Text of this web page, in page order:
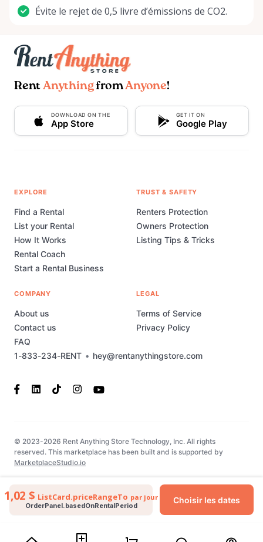
1,02 $ ListCard.priceRangeTo par jour
OrderPanel.basedOnRentalPeriod
Choisir les dates
Évite le rejet de 0,5 livre d’émissions de CO2.
Rent AnythingfromAnyone!
DOWNLOAD ON THE
App Store
GET IT ON
Google Play
1-833-234-RENT • hey@rentanythingstore.com
EXPLORE
Find a Rental
List your Rental
How It Works
Rental Coach
Start a Rental Business
TRUST & SAFETY
Renters Protection
Owners Protection
Listing Tips & Tricks
COMPANY
About us
Contact us
FAQ
LEGAL
Terms of Service
Privacy Policy
© 2023-2026 Rent Anything Store Technology, Inc. All rights
reserved. This marketplace has been built and is supported by
MarketplaceStudio.io